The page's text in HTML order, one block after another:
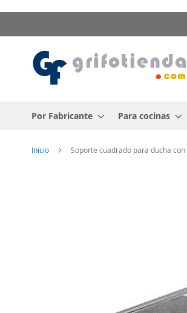
al
Por Fabricante Para cocinas
Inicio Soporte cuadrado para ducha